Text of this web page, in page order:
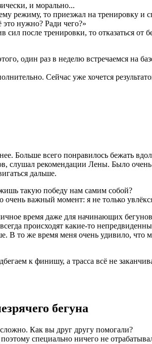
и морально...
режиму, то приезжал на тренировку
нужно? Ради чего?»
сил после тренировки, то отказаться
один раз в неделю встречаемся на
Сейчас уже хочется
Больше всего понравилось бежать
слушал рекомендации Лены. Было
дальше.
такую победу нам самим собой?
очень важный момент: я не только
время даже для начинающих
происходят какие-то
В то же время меня очень удивило, что
к финишу, а трасса всё не
бегуна
Как вы друг другу помогали?
специально ничего не